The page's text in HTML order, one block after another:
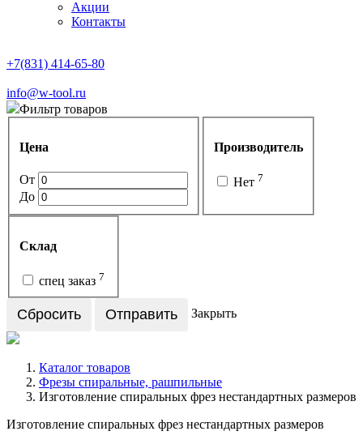
Акции
Контакты
+7(831) 414-65-80
info@w-tool.ru
Фильтр товаров
Цена
От
До
Производитель
Нет 7
Склад
спец заказ 7
Сбросить Отправить Закрыть
Каталог товаров
Фрезы спиральные, рашпильные
Изготовление спиральных фрез нестандартных размеров
Изготовление спиральных фрез нестандартных размеров